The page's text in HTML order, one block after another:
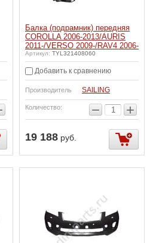
Балка (подрамник) передняя
COROLLA 2006-2013/AURIS
2011-/VERSO 2009-/RAV4 2006-
Артикул: TYL321408060
Добавить к сравнению
Производитель SAILING
Количество: − +
19 188 руб.